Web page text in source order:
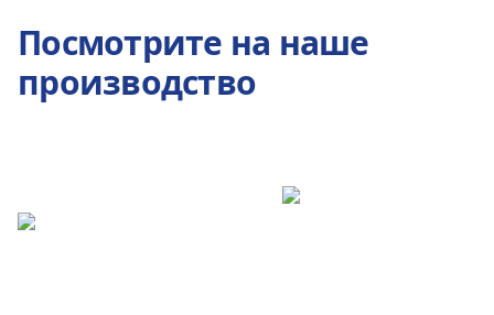
Посмотрите на наше
производство